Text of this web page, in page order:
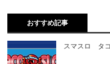
おすすめ記事
スマスロ タ